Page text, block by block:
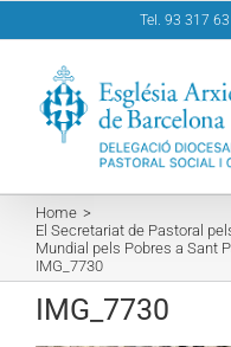
to
Tel. 93 317
Home
El Secretariat de Pastoral
Mundial pels Pobres a Sant
IMG_7730
IMG_7730